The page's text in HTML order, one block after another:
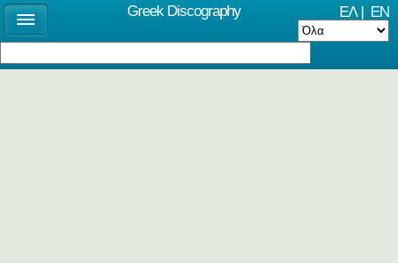
ΕΛ| EN
Greek Discography